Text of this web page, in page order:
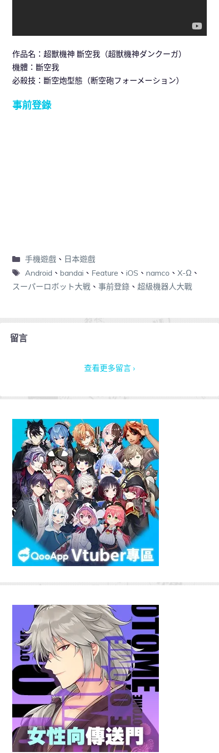
作品名：超獸機神 斷空我（超獣機神ダンクーガ）
機體：斷空我
必殺技：斷空炮型態（断空砲フォーメーション）
事前登錄
手機遊戲、 日本遊戲
Android 、 bandai 、 Feature 、 iOS 、 namco 、 X-Ω 、
スーパーロボット大戦 、 事前登錄 、 超級機器人大戰
留言
查看更多留言 ›